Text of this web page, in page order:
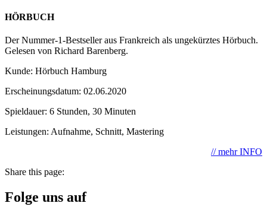
HÖRBUCH
Der Nummer-1-Bestseller aus Frankreich als ungekürztes Hörbuch.
Gelesen von Richard Barenberg.
Kunde: Hörbuch Hamburg
Erscheinungsdatum: 02.06.2020
Spieldauer: 6 Stunden, 30 Minuten
Leistungen: Aufnahme, Schnitt, Mastering
// mehr INFO
Share this page:
Folge uns auf